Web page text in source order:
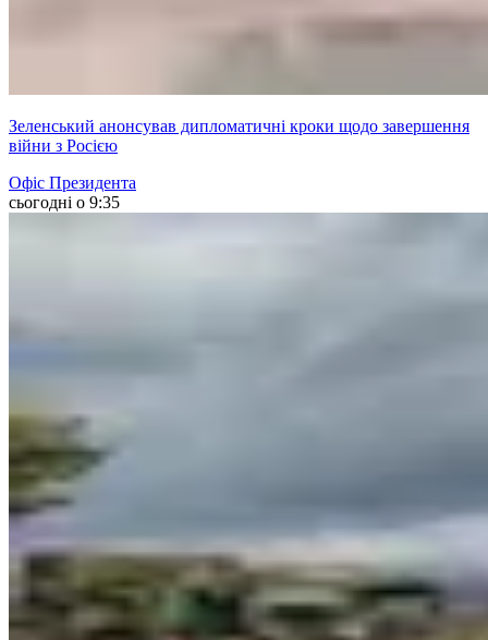
Зеленський анонсував дипломатичні кроки щодо завершення
війни з Росією
Офіс Президента
сьогодні о 9:35